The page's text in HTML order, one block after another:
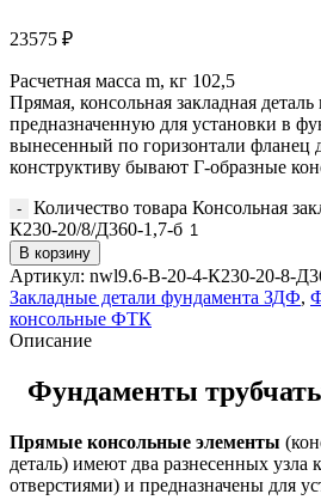
23575 ₽
Расчетная масса m, кг 102,5
Прямая, консольная закладная
предназначенную для установки в
вынесенный по горизонтали фланец
конструктиву бывают Г-образные
Количество товара Консольная
К230-20/8/Д360-1,7-б
В корзину
Артикул: nwl9.6-В-20-4-К230-20-8-
Закладные детали фундамента ЗДФ,
консольные ФТК
Описание
Фундаменты
Прямые консольные элементы
деталь) имеют два разнесенных узла
отверстиями) и предназначены для